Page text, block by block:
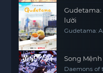
lười
Gudetama:
Song
Daemons of